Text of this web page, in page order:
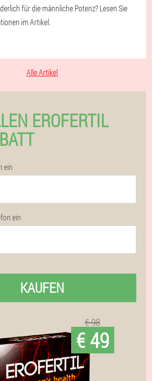
für die männliche Potenz? Lesen Sie
im Artikel.
Alle Artikel
EROFERTIL
ein
ein
KAUFEN
€ 98
€ 49